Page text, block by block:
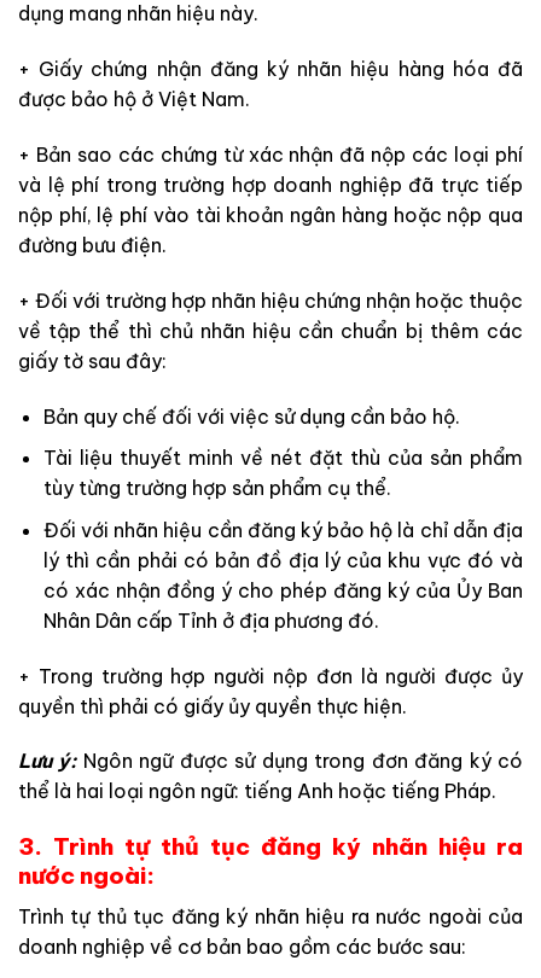
dụng mang nhãn hiệu này.
+ Giấy chứng nhận đăng ký nhãn hiệu hàng hóa đã
được bảo hộ ở Việt Nam.
+ Bản sao các chứng từ xác nhận đã nộp các loại phí
và lệ phí trong trường hợp doanh nghiệp đã trực tiếp
nộp phí, lệ phí vào tài khoản ngân hàng hoặc nộp qua
đường bưu điện.
+ Đối với trường hợp nhãn hiệu chứng nhận hoặc thuộc
về tập thể thì chủ nhãn hiệu cần chuẩn bị thêm các
giấy tờ sau đây:
Bản quy chế đối với việc sử dụng cần bảo hộ.
Tài liệu thuyết minh về nét đặt thù của sản phẩm
tùy từng trường hợp sản phẩm cụ thể.
Đối với nhãn hiệu cần đăng ký bảo hộ là chỉ dẫn địa
lý thì cần phải có bản đồ địa lý của khu vực đó và
có xác nhận đồng ý cho phép đăng ký của Ủy Ban
Nhân Dân cấp Tỉnh ở địa phương đó.
+ Trong trường hợp người nộp đơn là người được ủy
quyền thì phải có giấy ủy quyền thực hiện.
Lưu ý:Ngôn ngữ được sử dụng trong đơn đăng ký có
thể là hai loại ngôn ngữ: tiếng Anh hoặc tiếng Pháp.
3. Trình tự thủ tục đăng ký nhãn hiệu ra
nước ngoài:
Trình tự thủ tục đăng ký nhãn hiệu ra nước ngoài của
doanh nghiệp về cơ bản bao gồm các bước sau: